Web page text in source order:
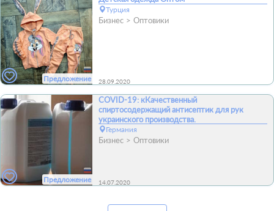
Предложение
Турция
Бизнес Оптовики
28.09.2020
Предложение
COVID-19: кКачественный
спиртосодержащий антисептик для рук
украинского производства.
Германия
Бизнес Оптовики
14.07.2020